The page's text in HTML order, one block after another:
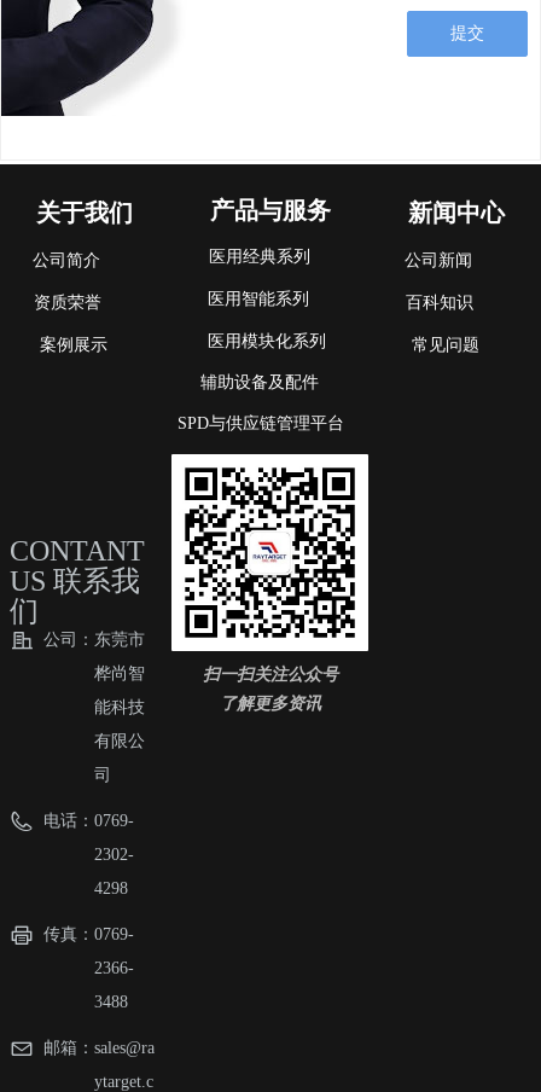
提交
CONTANT
US 联系我
们
公司： 东莞市
桦尚智
能科技
有限公
司
电话： 0769-
2302-
4298
传真： 0769-
2366-
3488
邮箱： sales@ra
ytarget.c
关于我们
公司简介
资质荣誉
案例展示
产品与服务
医用经典系列
医用智能系列
医用模块化系列
辅助设备及配件
SPD与供应链管理平台
新闻中心
公司新闻
百科知识
常见问题
扫一扫关注公众号
了解更多资讯